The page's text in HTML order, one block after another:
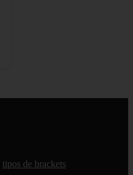
tipos de brackets